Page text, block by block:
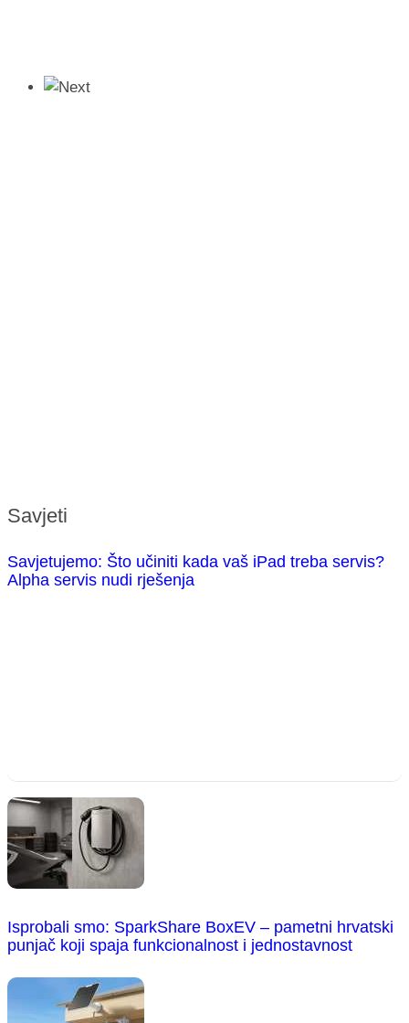
Savjeti
Savjetujemo: Što učiniti kada vaš iPad treba servis?
Alpha servis nudi rješenja
Isprobali smo: SparkShare BoxEV – pametni hrvatski
punjač koji spaja funkcionalnost i jednostavnost